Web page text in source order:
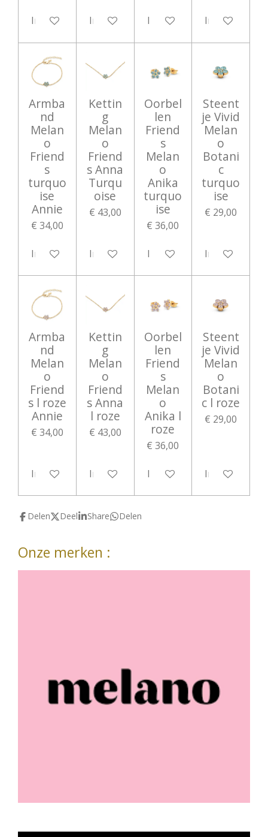
In winkelwagenIn winkelwagenIn winkelwagenIn
Armba
nd
Melan
o
Friend
s
turquo
ise
Annie
€ 34,00
In winkelwagen
Kettin
g
Melan
o
Friend
s Anna
Turqu
oise
€ 43,00
In winkelwagen
Oorbel
len
Friend
s
Melan
o
Anika
turquo
ise
€ 36,00
In winkelwagen
Steent
je Vivid
Melan
o
Botani
c
turquo
ise
€ 29,00
In
Armba
nd
Melan
o
Friend
s l roze
Annie
€ 34,00
In winkelwagen
Kettin
g
Melan
o
Friend
s Anna
l roze
€ 43,00
In winkelwagen
Oorbel
len
Friend
s
Melan
o
Anika l
roze
€ 36,00
In winkelwagen
Steent
je Vivid
Melan
o
Botani
c l roze
€ 29,00
In
Delen Deel Share Delen
Onze merken :